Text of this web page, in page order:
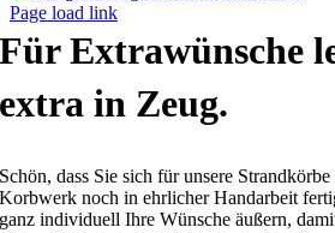
Page load link
Für Extrawünsche
extra in Zeug.
Schön, dass Sie sich für unsere
Korbwerk noch in ehrlicher Handarbeit
ganz individuell Ihre Wünsche äußern,